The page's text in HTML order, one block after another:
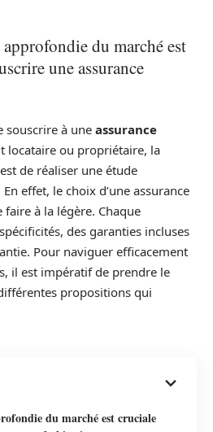
du marché est
une assurance
souscrire à une assurance
locataire ou propriétaire, la
de réaliser une étude
effet, le choix d’une assurance
à la légère. Chaque
des garanties incluses
Pour naviguer efficacement
il est impératif de prendre le
propositions qui
du marché est cruciale